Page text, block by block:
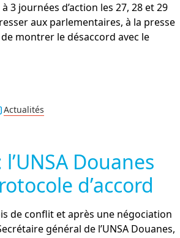
à 3 journées d’action les 27, 28 et 29
aux parlementaires, à la presse
montrer le désaccord avec le
Actualités
Douanes
d’accord
de conflit et après une négociation
général de l’UNSA Douanes,